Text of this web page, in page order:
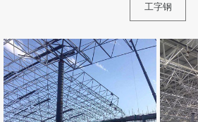
工字钢